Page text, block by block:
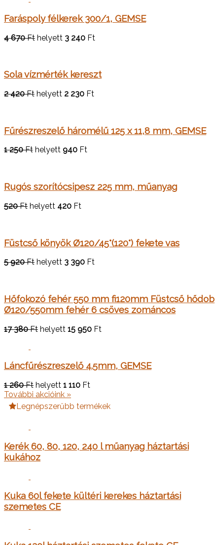
Faráspoly félkerek 300/1, GEMSE
4 670 Ft helyett 3 240 Ft
Sola vízmérték kereszt
2 420 Ft helyett 2 230 Ft
Fűrészreszelő háromélű 125 x 11,8 mm, GEMSE
1 250 Ft helyett 940 Ft
Rugós szorítócsipesz 225 mm, műanyag
520 Ft helyett 420 Ft
Füstcső könyök Ø120/45°(120°) fekete vas
5 920 Ft helyett 3 390 Ft
Hőfokozó fehér 550 mm fi120mm Füstcső hődob
Ø120/550mm fehér 6 csöves zománcos
17 380 Ft helyett 15 950 Ft
Láncfűrészreszelő 4.5mm, GEMSE
1 260 Ft helyett 1 110 Ft
További akcióink »
Legnépszerűbb termékek
Kerék 60, 80, 120, 240 l műanyag háztartási
kukához
Kuka 60l fekete kültéri kerekes háztartási
szemetes CE